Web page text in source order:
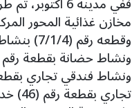
تجاري بقطعة رقم (46) خدمات منطقة أرض القرعة 2000 قطعة بمساحة 10020.95 م².